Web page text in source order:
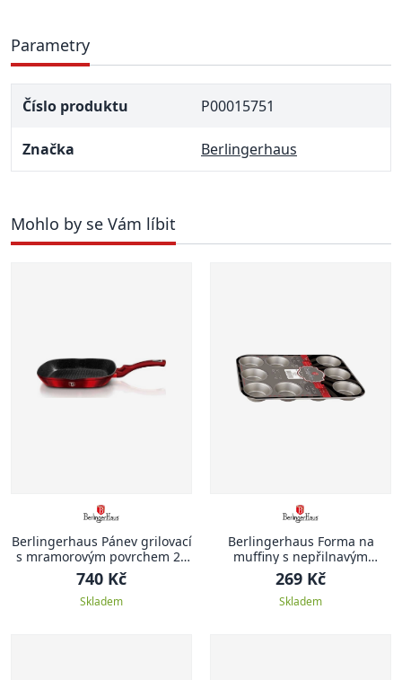
Parametry
Číslo produktu P00015751
Značka Berlingerhaus
Mohlo by se Vám líbit
Berlingerhaus Pánev grilovací
s mramorovým povrchem 28
cm Burgundy Metallic Line
740 Kč
Skladem
Berlingerhaus Forma na
muffiny s nepřilnavým
povrchem 12 ks zlatá
269 Kč
Skladem